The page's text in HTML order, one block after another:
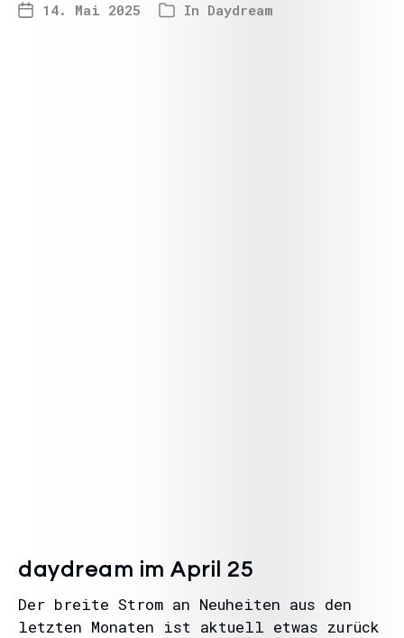
14. Mai 2025 In Daydream
daydream im April 25
Der breite Strom an Neuheiten aus den
letzten Monaten ist aktuell etwas zurück